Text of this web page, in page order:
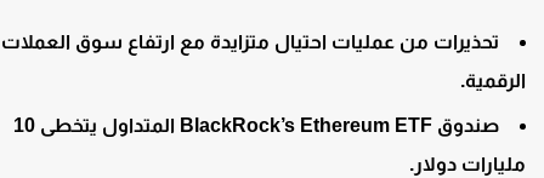
تحذيرات من عمليات احتيال متزايدة مع ارتفاع سوق العملات
صندوق BlackRock’s Ethereum ETF المتداول يتخطى 10
دولار.